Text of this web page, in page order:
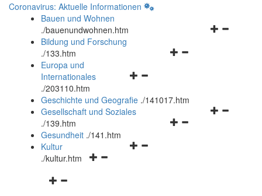
Coronavirus: Aktuelle Informationen
Bauen und Wohnen
./bauenundwohnen.htm
Navigationsmenü
Bildung und Forschung
./133.htm
Navigationsmenü
und
schließen
Europa und
Internationales
./203110.htm
Geschichte und Geografie ./141017.htm
Navigationsmenü
Gesellschaft und Soziales
./139.htm
Navigationsmenü
Gesundheit ./141.htm
Navigationsmenü
Kultur
./kultur.htm
Navigationsmenü